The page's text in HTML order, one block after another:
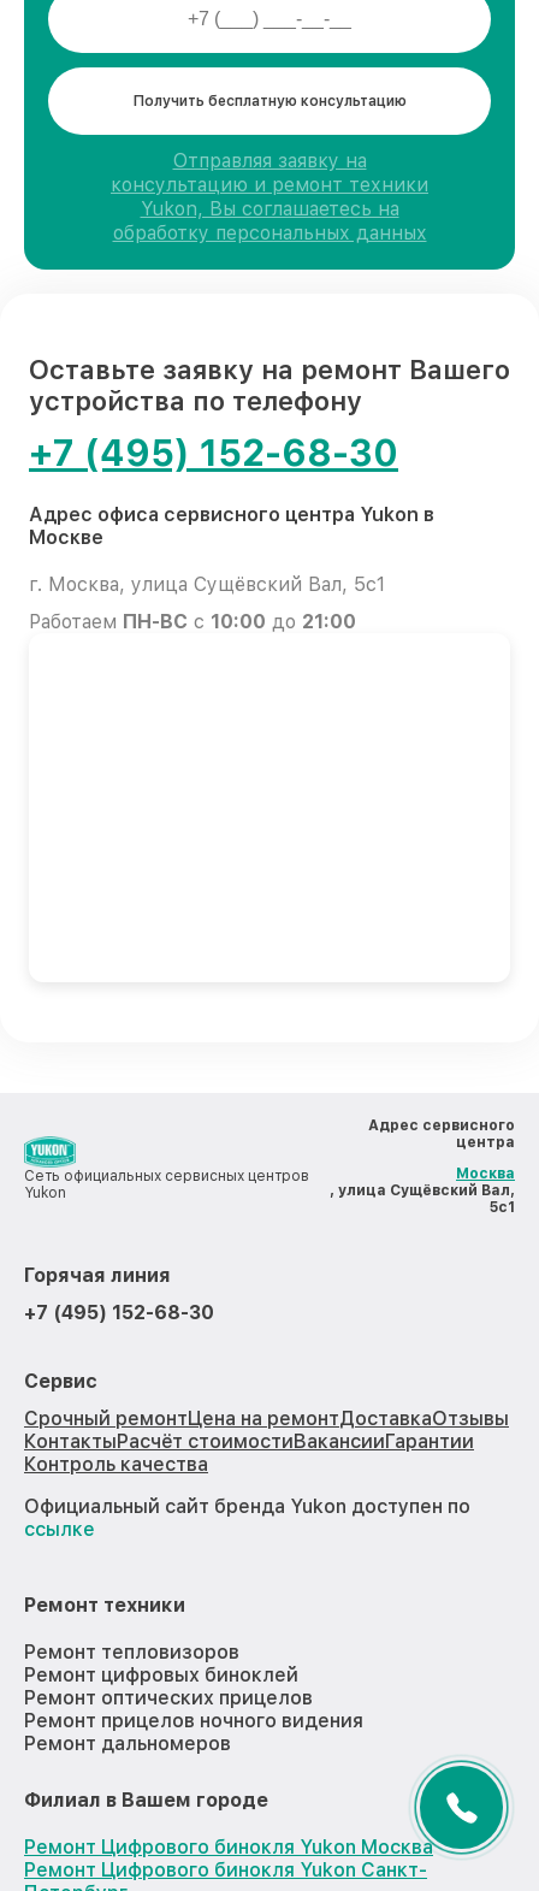
Получить бесплатную консультацию
Отправляя заявку на
консультацию и ремонт техники
Yukon, Вы соглашаетесь на
обработку персональных данных
Оставьте заявку на ремонт Вашего
устройства по телефону
+7 (495) 152-68-30
Адрес офиса сервисного центра Yukon в
Москве
г. Москва, улица Сущёвский Вал, 5с1
Работаем ПН-ВС с 10:00 до 21:00
Сеть официальных сервисных центров
Yukon
Адрес сервисного
центра
Москва
, улица Сущёвский Вал,
5с1
Горячая линия
+7 (495) 152-68-30
Сервис
Срочный ремонтЦена на ремонтДоставкаОтзывы
КонтактыРасчёт стоимостиВакансииГарантии
Контроль качества
Официальный сайт бренда Yukon доступен по
ссылке
Ремонт техники
Ремонт тепловизоров
Ремонт цифровых биноклей
Ремонт оптических прицелов
Ремонт прицелов ночного видения
Ремонт дальномеров
Филиал в Вашем городе
Ремонт Цифрового бинокля Yukon Москва
Ремонт Цифрового бинокля Yukon Санкт-